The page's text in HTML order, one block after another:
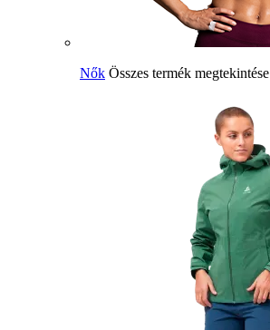
Nők Összes termék megtekintése